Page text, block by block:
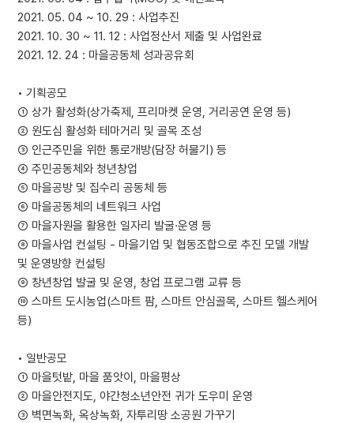
2021. 05. 04 ~ 10. 29 : 사업추진
2021. 10. 30 ~ 11. 12 : 사업정산서 제출 및 사업완료
2021. 12. 24 : 마을공동체 성과공유회
• 기획공모
① 상가 활성화(상가축제, 프리마켓 운영, 거리공연 운영 등)
② 원도심 활성화 테마거리 및 골목 조성
③ 인근주민을 위한 통로개방(담장 허물기) 등
④ 주민공동체와 청년창업
⑤ 마을공방 및 집수리 공동체 등
⑥ 마을공동체의 네트워크 사업
⑦ 마을자원을 활용한 일자리 발굴·운영 등
⑧ 마을사업 컨설팅 - 마을기업 및 협동조합으로 추진 모델 개발
및 운영방향 컨설팅
⑨ 창년창업 발굴 및 운영, 창업 프로그램 교류 등
⑩ 스마트 도시농업(스마트 팜, 스마트 안심골목, 스마트 헬스케어
등)
• 일반공모
① 마을텃밭, 마을 품앗이, 마을평상
② 마을안전지도, 야간청소년안전 귀가 도우미 운영
③ 벽면녹화, 옥상녹화, 자투리땅 소공원 가꾸기